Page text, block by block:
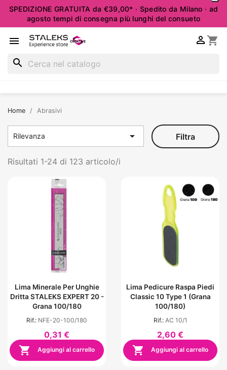
SPEDIZIONE GRATUITA da €39,00* · Spedito da Milano · ad
agosto tempi di consegna più lunghi del consueto
 shopping_cart

search
Home Abrasivi
Rilevanza  Filtra
Risultati 1-24 di 123 articolo/i
Lima Minerale Per Unghie
Dritta STALEKS EXPERT 20 -
Grana 100/180
Rif.: NFE-20-100/180
0,31 €
 Aggiungi al carrello
Lima Pedicure Raspa Piedi
Classic 10 Type 1 (grana
100/180)
Rif.: AC 10/1
2,60 €
 Aggiungi al carrello